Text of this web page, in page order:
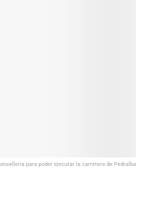
para poder ejecutar la carretera de Pedralba